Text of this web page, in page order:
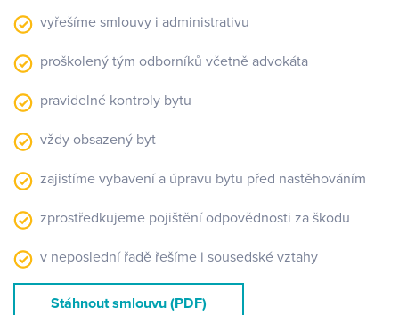
vyřešíme smlouvy i administrativu
proškolený tým odborníků včetně advokáta
pravidelné kontroly bytu
vždy obsazený byt
zajistíme vybavení a úpravu bytu před nastěhováním
zprostředkujeme pojištění odpovědnosti za škodu
v neposlední řadě řešíme i sousedské vztahy
Stáhnout smlouvu (PDF)